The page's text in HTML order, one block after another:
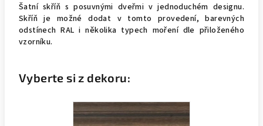
Šatní skříň s posuvnými dveřmi v jednoduchém designu.
Skříň je možné dodat v tomto provedení, barevných
odstínech RAL i několika typech moření dle přiloženého
vzorníku.
Vyberte si z dekoru: